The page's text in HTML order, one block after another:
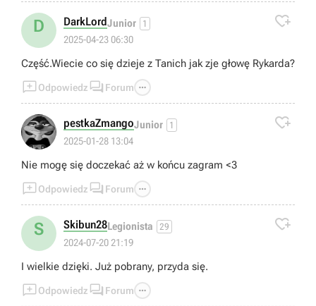
D DarkLordJunior 1
2025-04-23 06:30

Część.Wiecie co się dzieje z Tanich jak zje głowę Rykarda?
Odpowiedz  Forum 
pestkaZmangoJunior 1
2025-01-28 13:04

Nie mogę się doczekać aż w końcu zagram <3
Odpowiedz  Forum 
S Skibun28Legionista 29
2024-07-20 21:19

I wielkie dzięki. Już pobrany, przyda się.
Odpowiedz  Forum 